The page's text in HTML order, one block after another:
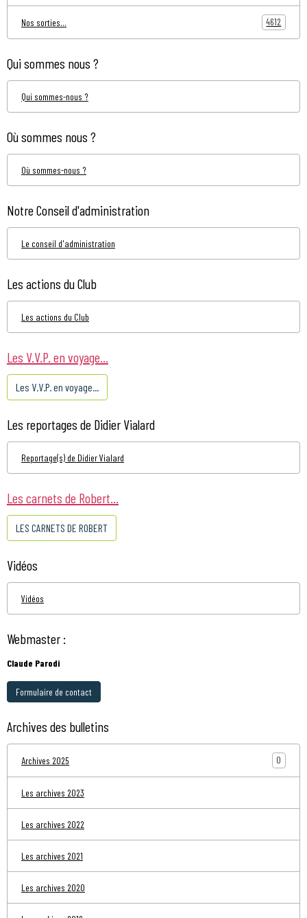
Nos sorties... 4612
Qui sommes nous ?
Qui sommes-nous ?
Où sommes nous ?
Où sommes-nous ?
Notre Conseil d'administration
Le conseil d'administration
Les actions du Club
Les actions du Club
Les V.V.P. en voyage...
Les V.V.P. en voyage...
Les reportages de Didier Vialard
Reportage(s) de Didier Vialard
Les carnets de Robert...
LES CARNETS DE ROBERT
Vidéos
Vidéos
Webmaster :
Claude Parodi
Formulaire de contact
Archives des bulletins
Archives 2025 0
Les archives 2023
Les archives 2022
Les archives 2021
Les archives 2020